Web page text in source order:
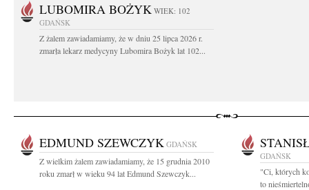
LUBOMIRA BOŻYK WIEK: 102
GDAŃSK
Z żalem zawiadamiamy, że w dniu 25 lipca 2026 r.
zmarła lekarz medycyny Lubomira Bożyk lat 102...
EDMUND SZEWCZYK GDAŃSK
Z wielkim żalem zawiadamiamy, że 15 grudnia 2010
roku zmarł w wieku 94 lat Edmund Szewczyk...
GDAŃSK
"Ci, których
to